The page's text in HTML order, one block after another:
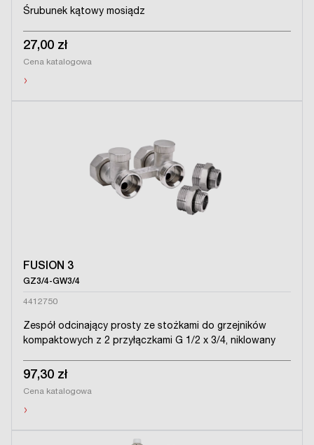
Śrubunek kątowy mosiądz
27,00 zł
Cena katalogowa
›
FUSION 3
GZ3/4-GW3/4
4412750
Zespół odcinający prosty ze stożkami do grzejników
kompaktowych z 2 przyłączkami G 1/2 x 3/4, niklowany
97,30 zł
Cena katalogowa
›